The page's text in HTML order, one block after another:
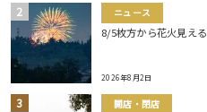
ニュース
8/5枚方から花火見え
2026年8月2日
開店・閉店